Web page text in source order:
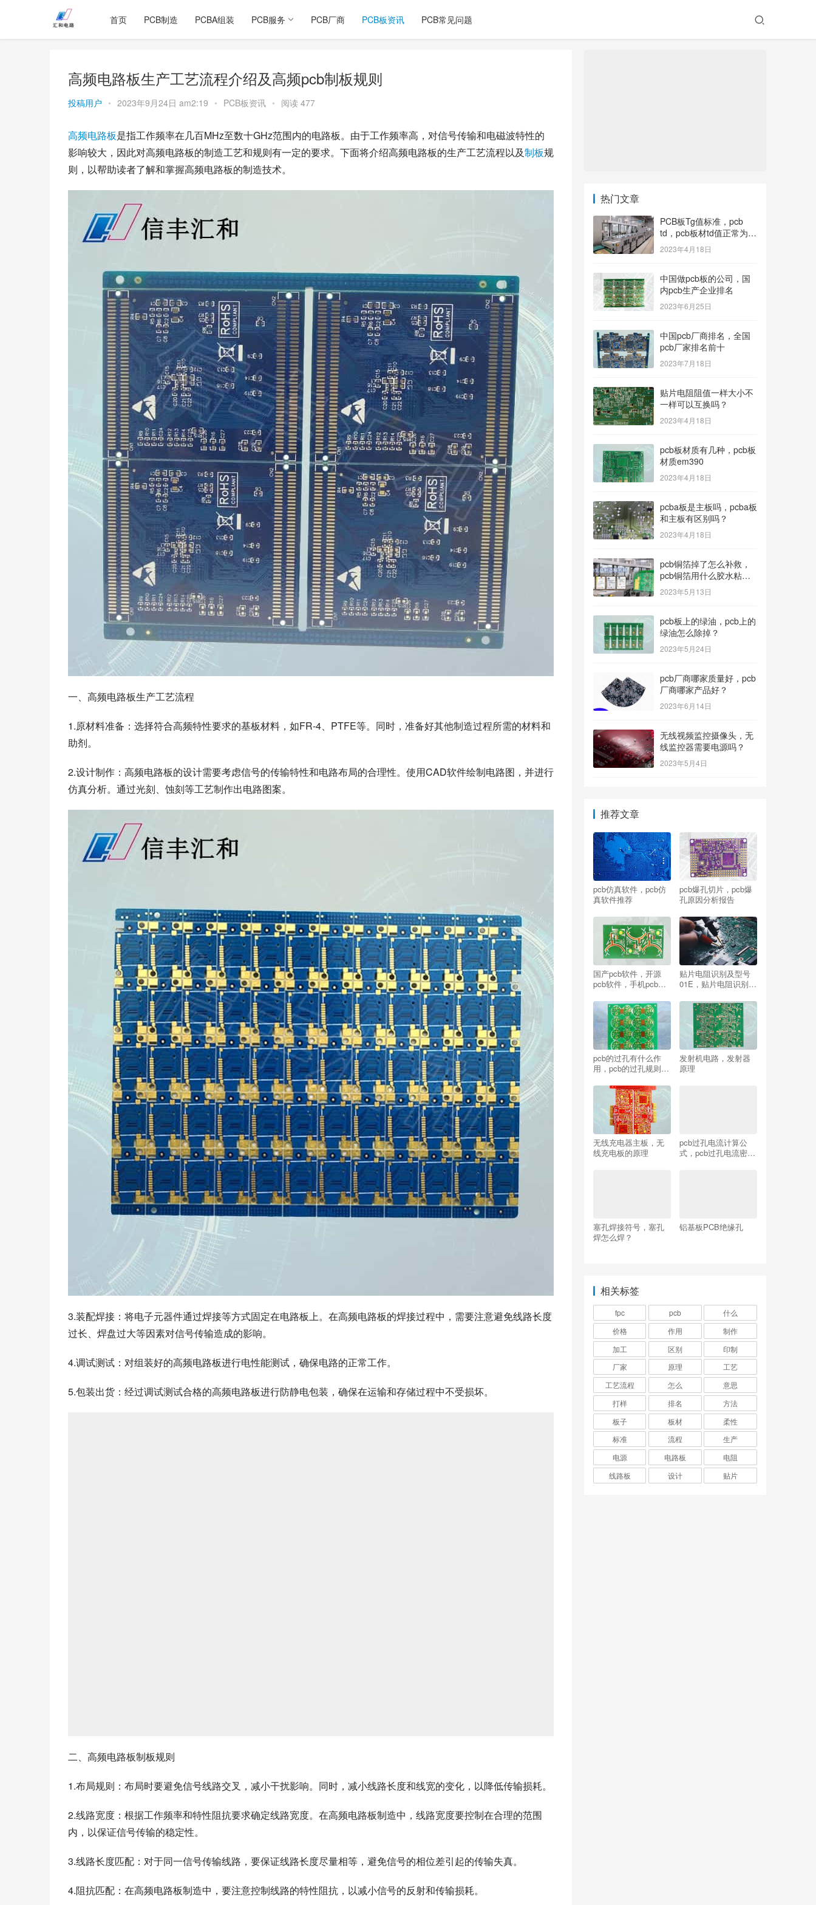
首页 PCB制造 PCBA组装 PCB服务 PCB厂商 PCB板资讯 PCB常见问题
高频电路板生产工艺流程介绍及高频pcb制板规则
投稿用户 • 2023年9月24日 am2:19 • PCB板资讯 • 阅读 477
高频电路板是指工作频率在几百MHz至数十GHz范围内的电路板。由于工作频率高，对信号传输和电磁波特性的
影响较大，因此对高频电路板的制造工艺和规则有一定的要求。下面将介绍高频电路板的生产工艺流程以及制板规
则，以帮助读者了解和掌握高频电路板的制造技术。
一、高频电路板生产工艺流程
1.原材料准备：选择符合高频特性要求的基板材料，如FR-4、PTFE等。同时，准备好其他制造过程所需的材料和
助剂。
2.设计制作：高频电路板的设计需要考虑信号的传输特性和电路布局的合理性。使用CAD软件绘制电路图，并进行
仿真分析。通过光刻、蚀刻等工艺制作出电路图案。
3.装配焊接：将电子元器件通过焊接等方式固定在电路板上。在高频电路板的焊接过程中，需要注意避免线路长度
过长、焊盘过大等因素对信号传输造成的影响。
4.调试测试：对组装好的高频电路板进行电性能测试，确保电路的正常工作。
5.包装出货：经过调试测试合格的高频电路板进行防静电包装，确保在运输和存储过程中不受损坏。
热门文章
PCB板Tg值标准，pcb
td，pcb板材td值正常为多
少？
2023年4月18日
中国做pcb板的公司，国
内pcb生产企业排名
2023年6月25日
中国pcb厂商排名，全国
pcb厂家排名前十
2023年7月18日
贴片电阻阻值一样大小不
一样可以互换吗？
2023年4月18日
pcb板材质有几种，pcb板
材质em390
2023年4月18日
pcba板是主板吗，pcba板
和主板有区别吗？
2023年4月18日
pcb铜箔掉了怎么补救，
pcb铜箔用什么胶水粘上
的？
2023年5月13日
pcb板上的绿油，pcb上的
绿油怎么除掉？
2023年5月24日
pcb厂商哪家质量好，pcb
厂商哪家产品好？
2023年6月14日
无线视频监控摄像头，无
线监控器需要电源吗？
2023年5月4日
推荐文章
pcb仿真软件，pcb仿
真软件推荐
pcb爆孔切片，pcb爆
孔原因分析报告
国产pcb软件，开源
pcb软件，手机pcb软
贴片电阻识别及型号
01E，贴片电阻识别及
pcb的过孔有什么作
用，pcb的过孔规则在
发射机电路，发射器
原理
无线充电器主板，无
线充电板的原理
pcb过孔电流计算公
式，pcb过孔电流密度
塞孔焊接符号，塞孔
焊怎么焊？
铝基板PCB绝缘孔
相关标签
fpc pcb
什么
价格
作用
制作
加工
区别
印制
厂家
原理
工艺
工艺流程
怎么
意思
打样
排名
方法
板子
板材
柔性
标准
流程
生产
电源
电路板
电阻
线路板
设计 贴片